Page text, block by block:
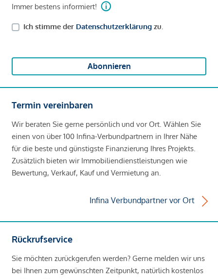
Immer bestens informiert!
Ich stimme der Datenschutzerklärung zu.
Abonnieren
Termin vereinbaren
Wir beraten Sie gerne persönlich und vor Ort. Wählen Sie
einen von über 100 Infina-Verbundpartnern in Ihrer Nähe
für die beste und günstigste Finanzierung Ihres Projekts.
Zusätzlich bieten wir Immobiliendienstleistungen wie
Bewertung, Verkauf, Kauf und Vermietung an.
Infina Verbundpartner vor Ort
Rückrufservice
Sie möchten zurückgerufen werden? Gerne melden wir uns
bei Ihnen zum gewünschten Zeitpunkt, natürlich kostenlos